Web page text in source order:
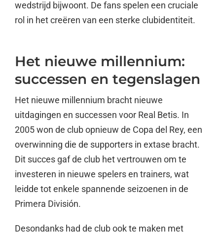
wedstrijd bijwoont. De fans spelen een cruciale
rol in het creëren van een sterke clubidentiteit.
Het nieuwe millennium:
successen en tegenslagen
Het nieuwe millennium bracht nieuwe
uitdagingen en successen voor Real Betis. In
2005 won de club opnieuw de Copa del Rey, een
overwinning die de supporters in extase bracht.
Dit succes gaf de club het vertrouwen om te
investeren in nieuwe spelers en trainers, wat
leidde tot enkele spannende seizoenen in de
Primera División.
Desondanks had de club ook te maken met